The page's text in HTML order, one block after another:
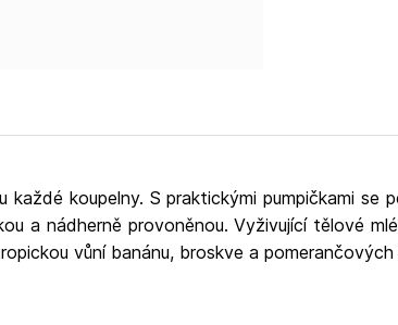
koupelny. S praktickými pumpičkami
a nádherně provoněnou. Vyživující tělové
vůní banánu, broskve a